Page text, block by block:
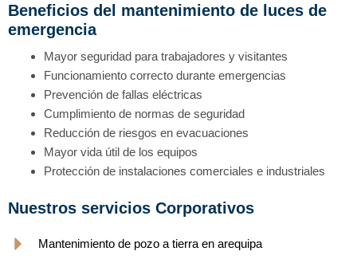
Beneficios del mantenimiento de luces de
emergencia
Mayor seguridad para trabajadores y visitantes
Funcionamiento correcto durante emergencias
Prevención de fallas eléctricas
Cumplimiento de normas de seguridad
Reducción de riesgos en evacuaciones
Mayor vida útil de los equipos
Protección de instalaciones comerciales e industriales
Nuestros servicios Corporativos
Mantenimiento de pozo a tierra en arequipa